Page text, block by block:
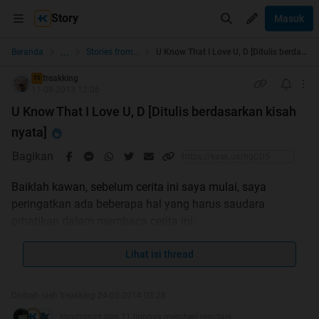
Story Masuk
Beranda ... Stories from the Heart
TS
freakking
U Know That I Love U, D [Ditulis berdasarkan kisah
nyata]
Bagikan
Baiklah kawan, sebelum cerita ini saya mulai, saya
peringatkan ada beberapa hal yang harus saudara
point 1, cerita ini berdasarkan kisah nyata, tokoh dalam
jangan beritahukan bahwa saya memasukkan mereka
Lihat isi thread